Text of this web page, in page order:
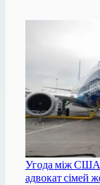
Угода між США
адвокат сімей